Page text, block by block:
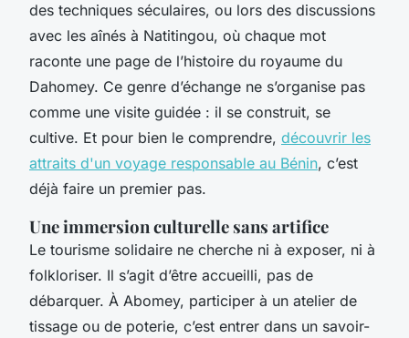
des techniques séculaires, ou lors des discussions
avec les aînés à Natitingou, où chaque mot
raconte une page de l’histoire du royaume du
Dahomey. Ce genre d’échange ne s’organise pas
comme une visite guidée : il se construit, se
cultive. Et pour bien le comprendre, découvrir les
attraits d'un voyage responsable au Bénin, c’est
déjà faire un premier pas.
Une immersion culturelle sans artifice
Le tourisme solidaire ne cherche ni à exposer, ni à
folkloriser. Il s’agit d’être accueilli, pas de
débarquer. À Abomey, participer à un atelier de
tissage ou de poterie, c’est entrer dans un savoir-